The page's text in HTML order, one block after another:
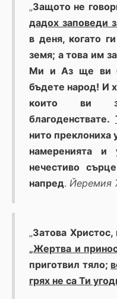
„Защото не
дадох заповеди
в деня, когато
земя; а това им
Ми и Аз ще ви
бъдете народ! И
които ви
благоденствате.
нито преклониха
намеренията и
нечестиво
напред. Йеремия
„Затова Христос,
„Жертва и
приготвил тяло;
грях не са Ти